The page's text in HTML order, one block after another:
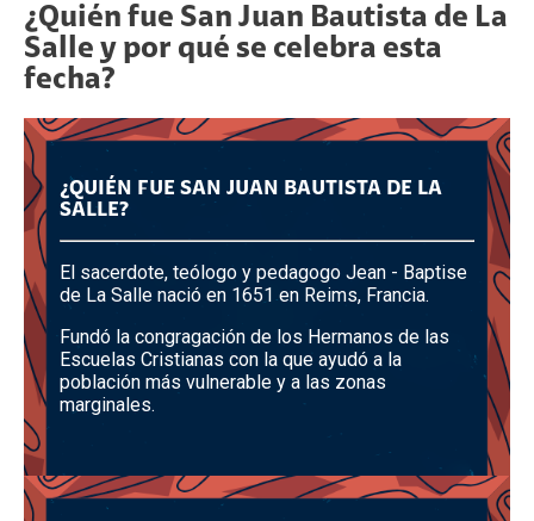
¿Quién fue San Juan Bautista de La
Salle y por qué se celebra esta
fecha?
¿QUIÉN FUE SAN JUAN BAUTISTA DE LA
SALLE?
El sacerdote, teólogo y pedagogo Jean - Baptise
de La Salle nació en 1651 en Reims, Francia.
Fundó la congragación de los Hermanos de las
Escuelas Cristianas con la que ayudó a la
población más vulnerable y a las zonas
marginales.